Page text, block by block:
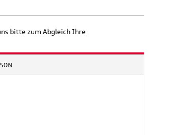
bitte zum Abgleich Ihre